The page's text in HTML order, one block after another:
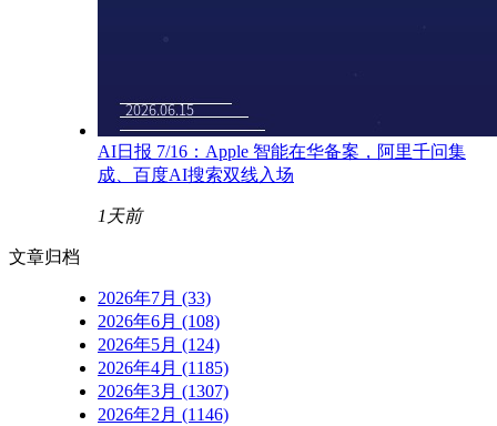
AI日报 7/16：Apple 智能在华备案，阿里千问集
成、百度AI搜索双线入场
1天前
文章归档
2026年7月 (33)
2026年6月 (108)
2026年5月 (124)
2026年4月 (1185)
2026年3月 (1307)
2026年2月 (1146)